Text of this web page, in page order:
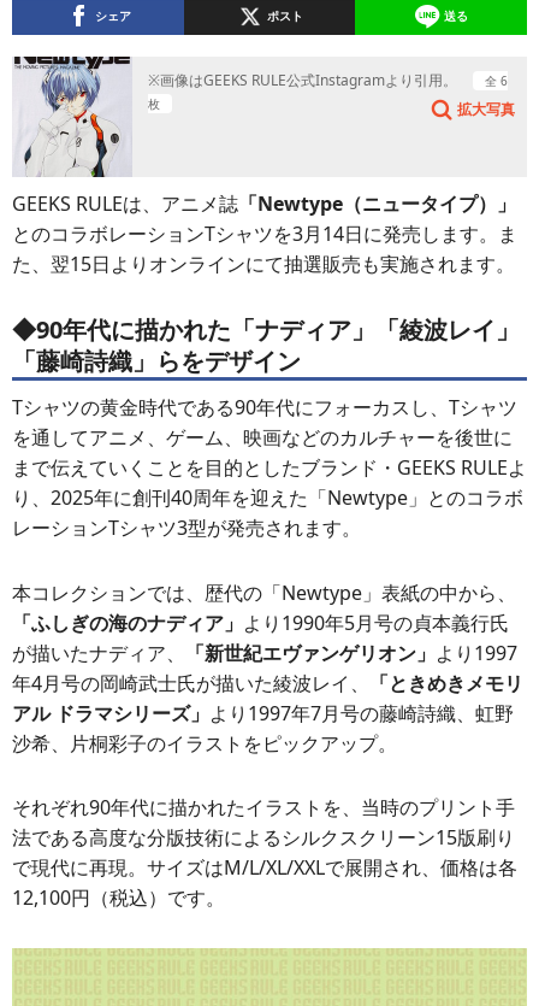
シェア ポスト 送る
※画像はGEEKS RULE公式Instagramより引用。
全 6
枚
拡大写真
GEEKS RULEは、アニメ誌 「Newtype（ニュータイプ）」
とのコラボレーションTシャツを3月14日に発売します。ま
た、翌15日よりオンラインにて抽選販売も実施されます。
◆90年代に描かれた「ナディア」「綾波レイ」
「藤崎詩織」らをデザイン
Tシャツの黄金時代である90年代にフォーカスし、Tシャツ
を通してアニメ、ゲーム、映画などのカルチャーを後世に
まで伝えていくことを目的としたブランド・GEEKS RULEよ
り、2025年に創刊40周年を迎えた「Newtype」とのコラボ
レーションTシャツ3型が発売されます。
本コレクションでは、歴代の「Newtype」表紙の中から、
「ふしぎの海のナディア」 より1990年5月号の貞本義行氏
が描いたナディア、
「新世紀エヴァンゲリオン」 より1997
年4月号の岡崎武士氏が描いた綾波レイ、
「ときめきメモリ
アル ドラマシリーズ」 より1997年7月号の藤崎詩織、虹野
沙希、片桐彩子のイラストをピックアップ。
それぞれ90年代に描かれたイラストを、当時のプリント手
法である高度な分版技術によるシルクスクリーン15版刷り
で現代に再現。サイズはM/L/XL/XXLで展開され、価格は各
12,100円（税込）です。